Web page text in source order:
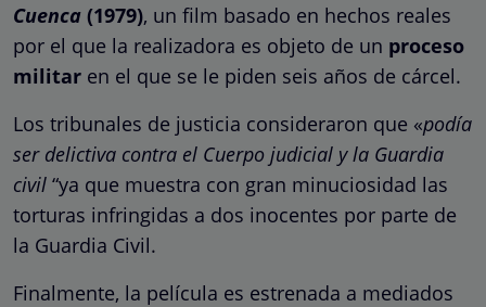
Cuenca (1979), un film basado en hechos reales
por el que la realizadora es objeto de un proceso
militar en el que se le piden seis años de cárcel.
Los tribunales de justicia consideraron que «podía
ser delictiva contra el Cuerpo judicial y la Guardia
civil “ya que muestra con gran minuciosidad las
torturas infringidas a dos inocentes por parte de
la Guardia Civil.
Finalmente, la película es estrenada a mediados